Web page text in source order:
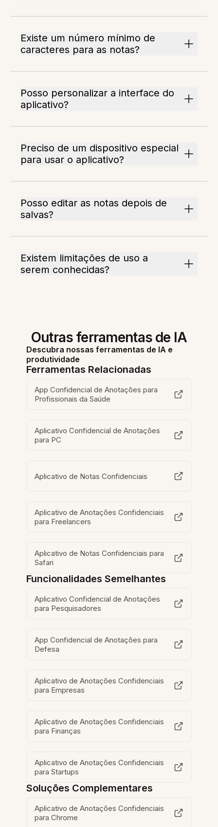
Existe um número mínimo de
caracteres para as notas?
Posso personalizar a interface do
aplicativo?
Preciso de um dispositivo especial
para usar o aplicativo?
Posso editar as notas depois de
salvas?
Existem limitações de uso a
serem conhecidas?
Outras ferramentas de IA
Descubra nossas ferramentas de IA e
produtividade
Ferramentas Relacionadas
App Confidencial de Anotações para
Profissionais da Saúde
Aplicativo Confidencial de Anotações
para PC
Aplicativo de Notas Confidenciais
Aplicativo de Anotações Confidenciais
para Freelancers
Aplicativo de Notas Confidenciais para
Safari
Funcionalidades Semelhantes
Aplicativo Confidencial de Anotações
para Pesquisadores
App Confidencial de Anotações para
Defesa
Aplicativo de Anotações Confidenciais
para Empresas
Aplicativo de Anotações Confidenciais
para Finanças
Aplicativo de Anotações Confidenciais
para Startups
Soluções Complementares
Aplicativo de Anotações Confidenciais
para Chrome